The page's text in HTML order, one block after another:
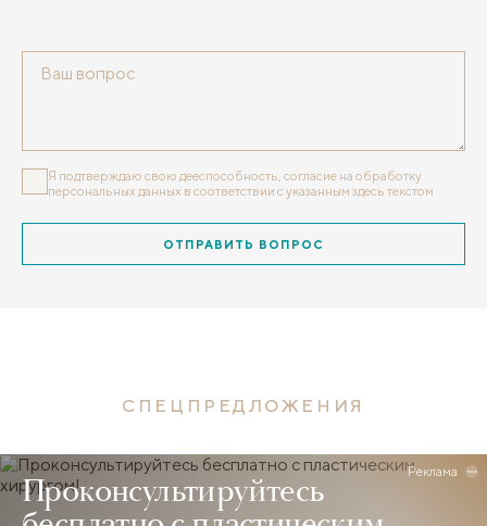
Я подтверждаю свою дееспособность, согласие на обработку
персональных данных в соответствии с указанным здесь текстом
ОТПРАВИТЬ ВОПРОС
СПЕЦПРЕДЛОЖЕНИЯ
Реклама
Проконсультируйтесь